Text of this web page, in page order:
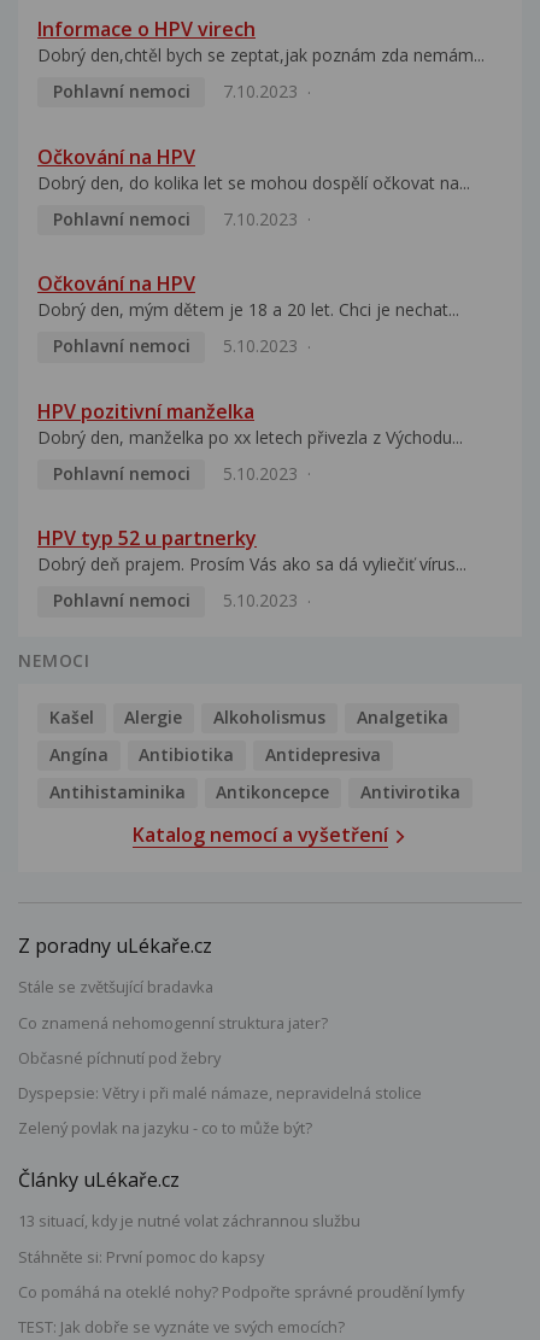
Informace o HPV virech
Dobrý den,chtěl bych se zeptat,jak poznám zda nemám...
Pohlavní nemoci
7.10.2023
Očkování na HPV
Dobrý den, do kolika let se mohou dospělí očkovat na...
Pohlavní nemoci
7.10.2023
Očkování na HPV
Dobrý den, mým dětem je 18 a 20 let. Chci je nechat...
Pohlavní nemoci
5.10.2023
HPV pozitivní manželka
Dobrý den, manželka po xx letech přivezla z Východu...
Pohlavní nemoci
5.10.2023
HPV typ 52 u partnerky
Dobrý deň prajem. Prosím Vás ako sa dá vyliečiť vírus...
Pohlavní nemoci
5.10.2023
NEMOCI
Kašel Alergie Alkoholismus
Analgetika
Angína
Antibiotika
Antidepresiva
Antihistaminika
Antikoncepce Antivirotika
Katalog nemocí a vyšetření
Z poradny uLékaře.cz
Stále se zvětšující bradavka
Co znamená nehomogenní struktura jater?
Občasné píchnutí pod žebry
Dyspepsie: Větry i při malé námaze, nepravidelná stolice
Zelený povlak na jazyku - co to může být?
Články uLékaře.cz
13 situací, kdy je nutné volat záchrannou službu
Stáhněte si: První pomoc do kapsy
Co pomáhá na oteklé nohy? Podpořte správné proudění lymfy
TEST: Jak dobře se vyznáte ve svých emocích?